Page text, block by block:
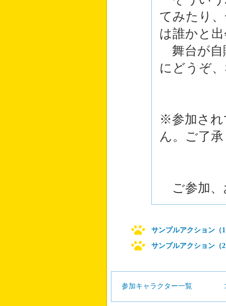
てみたり
は誰かと
舞台が自
にどうぞ
※参加され
ん。ご了
ご参加、
サンプルアクション（
サンプルアクション（
参加キャラクター一覧